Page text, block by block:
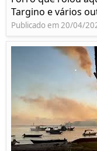
Targino e vários
Publicado em 20/04/